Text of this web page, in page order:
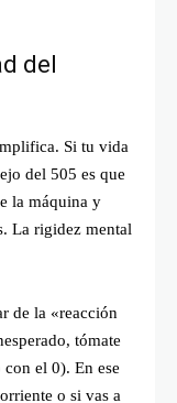
del
Si tu vida
del 505 es que
la máquina y
La rigidez mental
de la «reacción
tómate
el 0). En ese
o si vas a